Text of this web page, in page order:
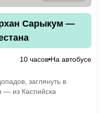
Сарыкум —
10 часов На автобусе
заглянуть в
— из Каспийска